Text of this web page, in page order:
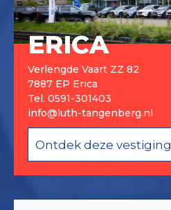
ERICA
Verlengde Vaart ZZ 82
7887 EP Erica
Tel. 0591-301403
info@luth-tangenberg.nl
Ontdek deze vestiging